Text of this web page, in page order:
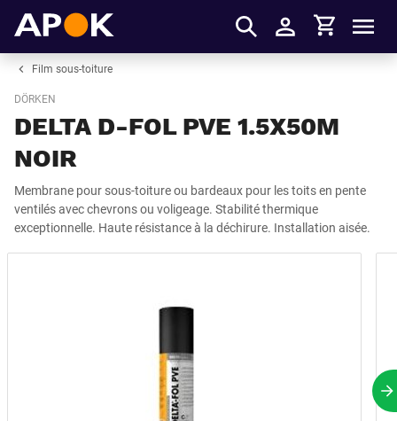
S'identifier
Panier
Film sous-toiture
DÖRKEN
DELTA D-FOL PVE 1.5X50M
NOIR
Membrane pour sous-toiture ou bardeaux pour les toits en pente
ventilés avec chevrons ou voligeage. Stabilité thermique
exceptionnelle. Haute résistance à la déchirure. Installation aisée.